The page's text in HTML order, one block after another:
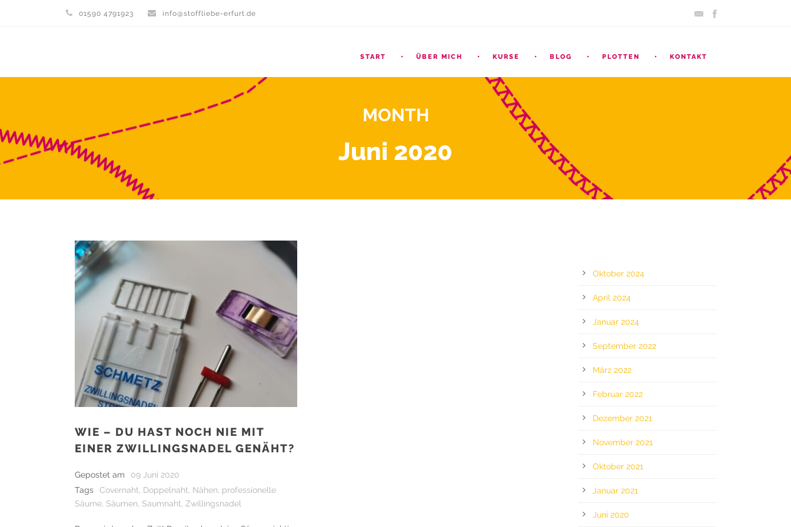
01590 4791923 info@stoffliebe-erfurt.de
START ÜBER MICH KURSE BLOG PLOTTEN KONTAKT
MONTH
Juni 2020
WIE – DU HAST NOCH NIE MIT
EINER ZWILLINGSNADEL GENÄHT?
Gepostet am
09 Juni 2020
Tags
Covernaht, Doppelnaht, Nähen, professionelle
Säume, Säumen, Saumnaht, Zwillingsnadel
Oktober 2024
April 2024
Januar 2024
September 2022
März 2022
Februar 2022
Dezember 2021
November 2021
Oktober 2021
Januar 2021
Juni 2020